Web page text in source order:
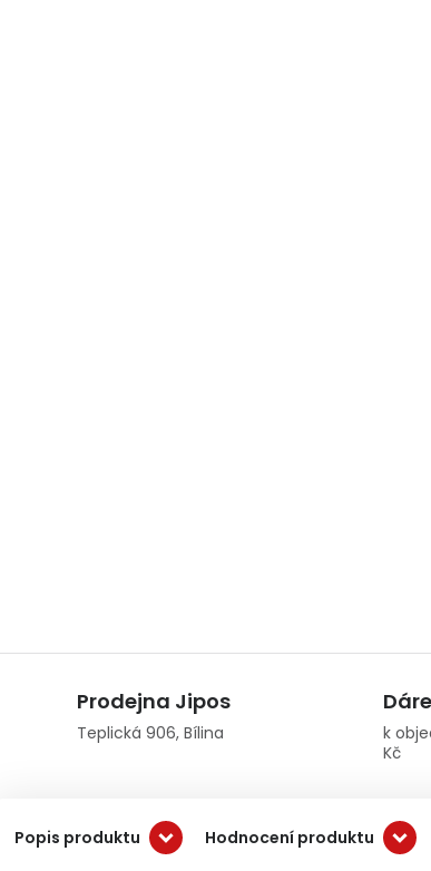
Prodejna Jipos
Teplická 906, Bílina
k
Kč
Popis produktu Hodnocení produktu